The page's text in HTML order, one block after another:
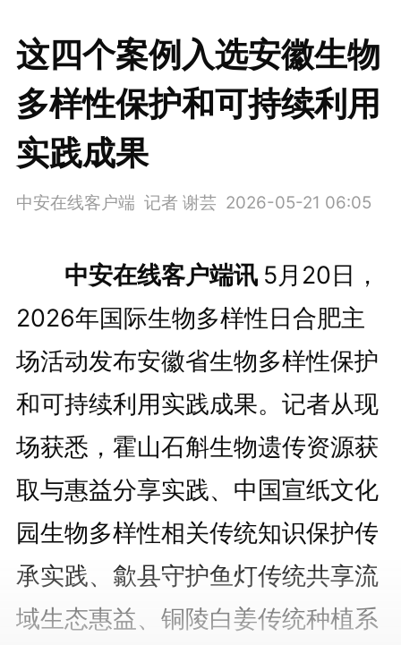
这四个案例入选安徽生物
多样性保护和可持续利用
实践成果
中安在线客户端 记者 谢芸 2026-05-21 06:05
中安在线客户端讯 5月20日，
2026年国际生物多样性日合肥主
场活动发布安徽省生物多样性保护
和可持续利用实践成果。记者从现
场获悉，霍山石斛生物遗传资源获
取与惠益分享实践、中国宣纸文化
园生物多样性相关传统知识保护传
承实践、歙县守护鱼灯传统共享流
域生态惠益、铜陵白姜传统种植系